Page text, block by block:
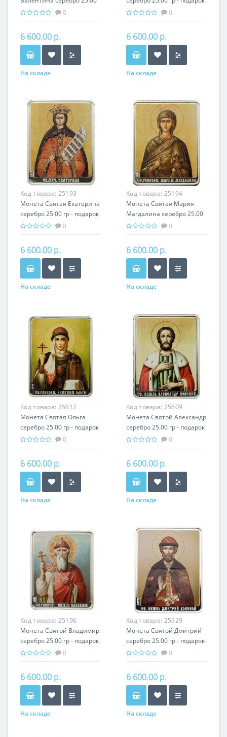
гр - подарок икона имени
0
6 600.00 р.
На складе
икона имени0
6 600.00 р.
На складе
Код товара: 25193
Монета Святая Екатерина
серебро 25.00 гр - подарок
икона имени0
6 600.00 р.
На складе
Код товара: 25194
Монета Святая Мария
Магдалина серебро 25.00
гр - подарок икона имени
0
6 600.00 р.
На складе
Код товара: 25612
Монета Святая Ольга
серебро 25.00 гр - подарок
икона имени0
6 600.00 р.
На складе
Код товара: 25609
Монета Святой Александр
серебро 25.00 гр - подарок
икона имени0
6 600.00 р.
На складе
Код товара: 25196
Монета Святой Владимир
серебро 25.00 гр - подарок
икона имени0
6 600.00 р.
На складе
Код товара: 25929
Монета Святой Дмитрий
серебро 25.00 гр - подарок
икона имени0
6 600.00 р.
На складе